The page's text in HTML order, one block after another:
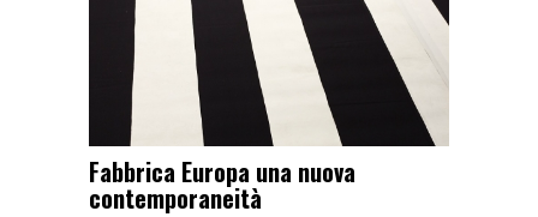
Fabbrica Europa una nuova
contemporaneità